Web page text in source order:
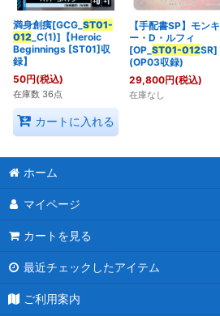
満身創痍[GCG_ ST01-
012 _C(1)]【Heroic
Beginnings [ST01]収
録】
50円(税込)
在庫数 36点
カートに入れる
【手配書SP】モンキ
ー・D・ルフィ
[OP_ ST01-012SR]
(OP03収録)
29,800円(税込)
在庫なし
ホーム
マイページ
カートを見る
最近チェックしたアイテム
ご利用案内